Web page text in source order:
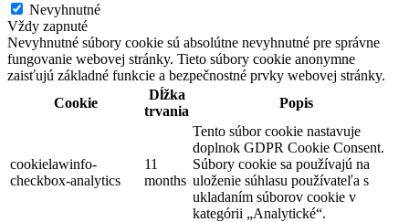
Nevyhnutné
Vždy zapnuté
Nevyhnutné súbory cookie sú absolútne nevyhnutné pre správne
fungovanie webovej stránky. Tieto súbory cookie anonymne
zaisťujú základné funkcie a bezpečnostné prvky webovej stránky.
Cookie
Dĺžka
trvania
Popis
cookielawinfo-
checkbox-analytics
11
months
Tento súbor cookie nastavuje
doplnok GDPR Cookie Consent.
Súbory cookie sa používajú na
uloženie súhlasu používateľa s
ukladaním súborov cookie v
kategórii „Analytické“.